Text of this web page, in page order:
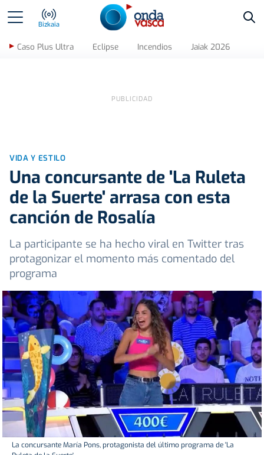
Bizkaia
Caso Plus Ultra Eclipse Incendios Jaiak 2026
VIDA Y ESTILO
Una concursante de 'La Ruleta
de la Suerte' arrasa con esta
canción de Rosalía
La participante se ha hecho viral en Twitter tras
protagonizar el momento más comentado del
programa
La concursante María Pons, protagonista del último programa de 'La